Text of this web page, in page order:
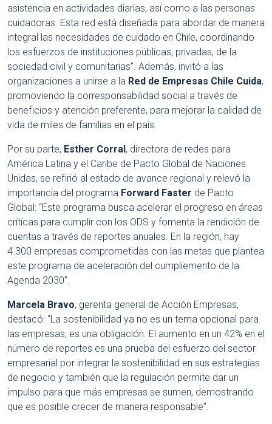
asistencia en actividades diarias, así como a las personas
cuidadoras. Esta red está diseñada para abordar de manera
integral las necesidades de cuidado en Chile, coordinando
los esfuerzos de instituciones públicas, privadas, de la
sociedad civil y comunitarias”. Además, invitó a las
organizaciones a unirse a la Red de Empresas Chile Cuida,
promoviendo la corresponsabilidad social a través de
beneficios y atención preferente, para mejorar la calidad de
vida de miles de familias en el país.
Por su parte, Esther Corral, directora de redes para
América Latina y el Caribe de Pacto Global de Naciones
Unidas, se refirió al estado de avance regional y relevó la
importancia del programa Forward Faster de Pacto
Global: “Este programa busca acelerar el progreso en áreas
críticas para cumplir con los ODS y fomenta la rendición de
cuentas a través de reportes anuales. En la región, hay
4.300 empresas comprometidas con las metas que plantea
este programa de aceleración del cumpliemento de la
Agenda 2030”.
Marcela Bravo, gerenta general de Acción Empresas,
destacó: “La sostenibilidad ya no es un tema opcional para
las empresas, es una obligación. El aumento en un 42% en el
número de reportes es una prueba del esfuerzo del sector
empresarial por integrar la sostenibilidad en sus estrategias
de negocio y también que la regulación permite dar un
impulso para que más empresas se sumen, demostrando
que es posible crecer de manera responsable”.